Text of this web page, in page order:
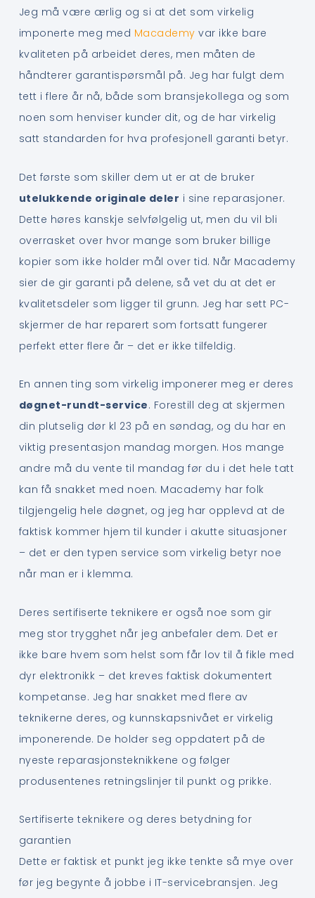
Jeg må være ærlig og si at det som virkelig
imponerte meg med Macademy var ikke bare
kvaliteten på arbeidet deres, men måten de
håndterer garantispørsmål på. Jeg har fulgt dem
tett i flere år nå, både som bransjekollega og som
noen som henviser kunder dit, og de har virkelig
satt standarden for hva profesjonell garanti betyr.
Det første som skiller dem ut er at de bruker
utelukkende originale deler i sine reparasjoner.
Dette høres kanskje selvfølgelig ut, men du vil bli
overrasket over hvor mange som bruker billige
kopier som ikke holder mål over tid. Når Macademy
sier de gir garanti på delene, så vet du at det er
kvalitetsdeler som ligger til grunn. Jeg har sett PC-
skjermer de har reparert som fortsatt fungerer
perfekt etter flere år – det er ikke tilfeldig.
En annen ting som virkelig imponerer meg er deres
døgnet-rundt-service. Forestill deg at skjermen
din plutselig dør kl 23 på en søndag, og du har en
viktig presentasjon mandag morgen. Hos mange
andre må du vente til mandag før du i det hele tatt
kan få snakket med noen. Macademy har folk
tilgjengelig hele døgnet, og jeg har opplevd at de
faktisk kommer hjem til kunder i akutte situasjoner
– det er den typen service som virkelig betyr noe
når man er i klemma.
Deres sertifiserte teknikere er også noe som gir
meg stor trygghet når jeg anbefaler dem. Det er
ikke bare hvem som helst som får lov til å fikle med
dyr elektronikk – det kreves faktisk dokumentert
kompetanse. Jeg har snakket med flere av
teknikerne deres, og kunnskapsnivået er virkelig
imponerende. De holder seg oppdatert på de
nyeste reparasjonsteknikkene og følger
produsentenes retningslinjer til punkt og prikke.
Sertifiserte teknikere og deres betydning for
garantien
Dette er faktisk et punkt jeg ikke tenkte så mye over
før jeg begynte å jobbe i IT-servicebransjen. Jeg